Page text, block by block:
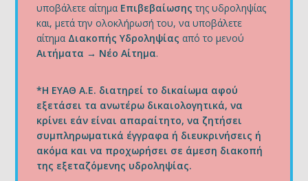
υποβάλετε αίτημα Επιβεβαίωσης της υδροληψίας
και, μετά την ολοκλήρωσή του, να υποβάλετε
αίτημα Διακοπής Υδροληψίας από το μενού
Αιτήματα → Νέο Αίτημα.
*Η ΕΥΑΘ Α.Ε. διατηρεί το δικαίωμα αφού
εξετάσει τα ανωτέρω δικαιολογητικά, να
κρίνει εάν είναι απαραίτητο, να ζητήσει
συμπληρωματικά έγγραφα ή διευκρινήσεις ή
ακόμα και να προχωρήσει σε άμεση διακοπή
της εξεταζόμενης υδροληψίας.